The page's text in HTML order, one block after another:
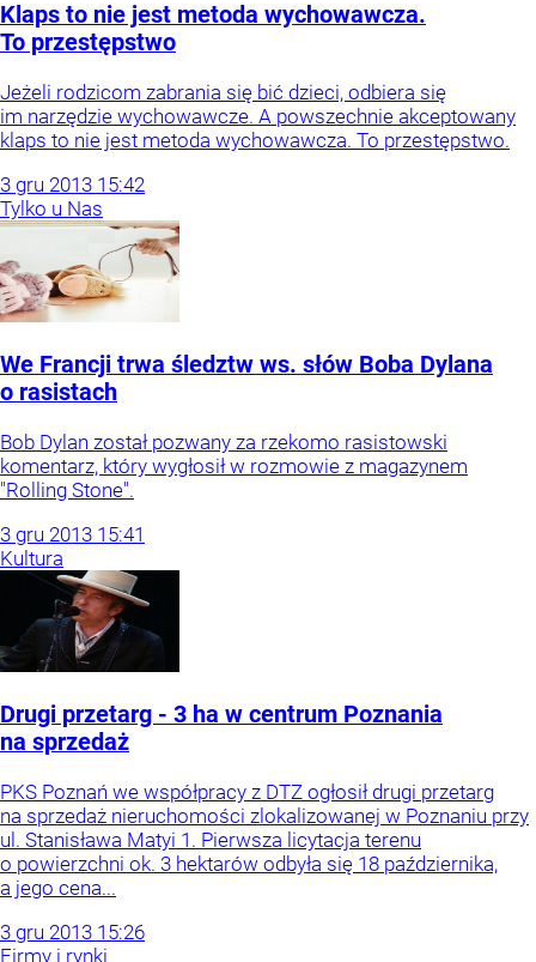
Klaps to nie jest metoda wychowawcza.
To przestępstwo
Jeżeli rodzicom zabrania się bić dzieci, odbiera się
im narzędzie wychowawcze. A powszechnie akceptowany
klaps to nie jest metoda wychowawcza. To przestępstwo.
3 gru 2013 15:42
Tylko u Nas
We Francji trwa śledztw ws. słów Boba Dylana
o rasistach
Bob Dylan został pozwany za rzekomo rasistowski
komentarz, który wygłosił w rozmowie z magazynem
"Rolling Stone".
3 gru 2013 15:41
Kultura
Drugi przetarg - 3 ha w centrum Poznania
na sprzedaż
PKS Poznań we współpracy z DTZ ogłosił drugi przetarg
na sprzedaż nieruchomości zlokalizowanej w Poznaniu przy
ul. Stanisława Matyi 1. Pierwsza licytacja terenu
o powierzchni ok. 3 hektarów odbyła się 18 października,
a jego cena...
3 gru 2013 15:26
Firmy i rynki